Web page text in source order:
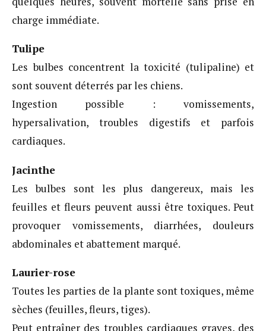
charge immédiate.
Tulipe
Les bulbes concentrent la toxicité (tulipaline) et
sont souvent déterrés par les chiens.
Ingestion possible : vomissements,
hypersalivation, troubles digestifs et parfois
cardiaques.
Jacinthe
Les bulbes sont les plus dangereux, mais les
feuilles et fleurs peuvent aussi être toxiques. Peut
provoquer vomissements, diarrhées, douleurs
abdominales et abattement marqué.
Laurier-rose
Toutes les parties de la plante sont toxiques, même
sèches (feuilles, fleurs, tiges).
Peut entraîner des troubles cardiaques graves, des